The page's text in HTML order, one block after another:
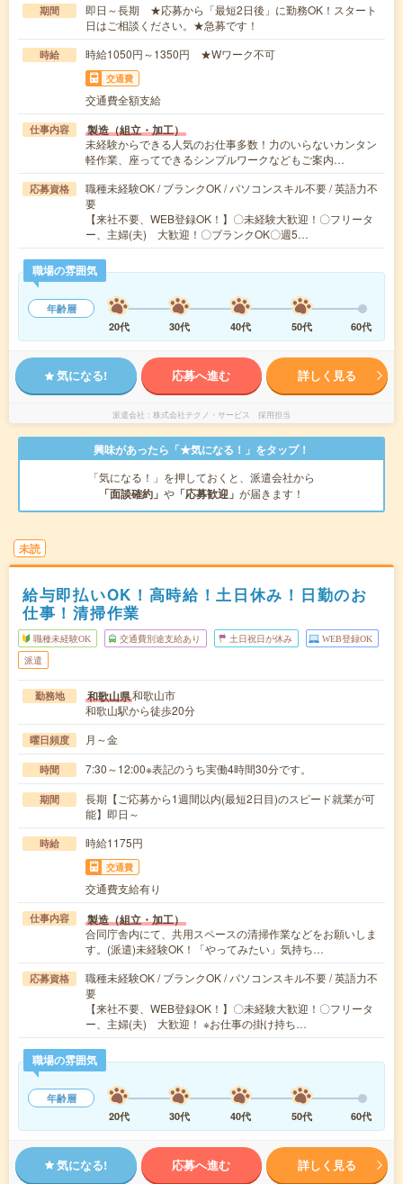
期間
即日～長期 ★応募から「最短2日後」に勤務OK！スタート
日はご相談ください。★急募です！
時給 時給1050円～1350円 ★Wワーク不可
交通費
交通費全額支給
仕事内容 製造（組立・加工）
未経験からできる人気のお仕事多数！力のいらないカンタン
軽作業、座ってできるシンプルワークなどもご案内…
応募資格
職種未経験OK / ブランクOK / パソコンスキル不要 / 英語力不
要
【来社不要、WEB登録OK！】〇未経験大歓迎！〇フリータ
ー、主婦(夫) 大歓迎！〇ブランクOK〇週5…
職場の雰囲気
年齢層
20代
30代 40代 50代 60代
気になる! 応募へ進む 詳しく見る
派遣会社 株式会社テクノ・サービス 採用担当
興味があったら「★気になる！」をタップ！
「気になる！」を押しておくと、派遣会社から
「面談確約」 や 「応募歓迎」 が届きます！
未読
給与即払いOK！高時給！土日休み！日勤のお
仕事！清掃作業
職種未経験OK 交通費別途支給あり 土日祝日が休み WEB登録OK
派遣
勤務地 和歌山県和歌山市
和歌山駅から徒歩20分
曜日頻度 月～金
時間 7:30～12:00※表記のうち実働4時間30分です。
期間
長期【ご応募から1週間以内(最短2日目)のスピード就業が可
能】即日～
時給 時給1175円
交通費
交通費支給有り
仕事内容 製造（組立・加工）
合同庁舎内にて、共用スペースの清掃作業などをお願いしま
す。(派遣)未経験OK！「やってみたい」気持ち…
応募資格
職種未経験OK / ブランクOK / パソコンスキル不要 / 英語力不
要
【来社不要、WEB登録OK！】〇未経験大歓迎！〇フリータ
ー、主婦(夫) 大歓迎！ ※お仕事の掛け持ち…
職場の雰囲気
年齢層
20代
30代 40代 50代 60代
気になる! 応募へ進む 詳しく見る